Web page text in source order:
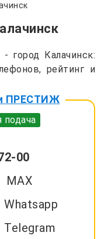
город Калачинск:
рейтинг и
ПРЕСТИЖ
подача
00
MAX
Whatsapp
Telegram